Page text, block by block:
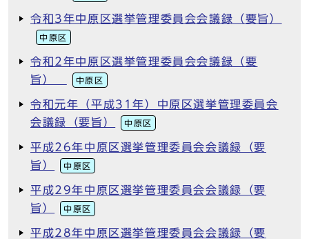
令和3年中原区選挙管理委員会会議録（要旨）
中原区
令和2年中原区選挙管理委員会会議録（要
旨）
中原区
令和元年（平成31年）中原区選挙管理委員会
会議録（要旨）
中原区
平成26年中原区選挙管理委員会会議録（要
旨）
中原区
平成29年中原区選挙管理委員会会議録（要
旨）
中原区
平成28年中原区選挙管理委員会会議録（要